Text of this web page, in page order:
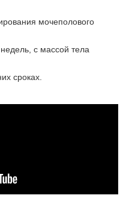
мочеполового
с массой тела
сроках.